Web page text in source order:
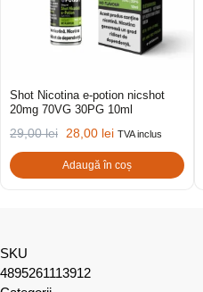
Shot Nicotina e-potion nicshot
20mg 70VG 30PG 10ml
29,00lei 28,00 lei TVA inclus
Adaugă în coș
SKU
4895261113912